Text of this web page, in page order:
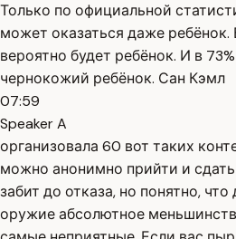
Только по официальной
может оказаться даже ребёнок.
вероятно будет ребёнок. И в
чернокожий ребёнок. Сан Кэмл
07:59
Speaker A
организовала 60 вот таких
можно анонимно прийти и
забит до отказа, но понятно,
оружие абсолютное